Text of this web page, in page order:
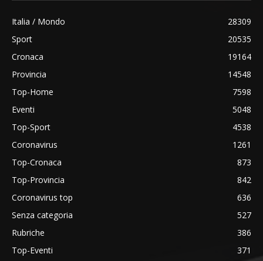
Italia / Mondo
28309
Sport
20535
Cronaca
19164
Provincia
14548
Top-Home
7598
Eventi
5048
Top-Sport
4538
Coronavirus
1261
Top-Cronaca
873
Top-Provincia
842
Coronavirus top
636
Senza categoria
527
Rubriche
386
Top-Eventi
371